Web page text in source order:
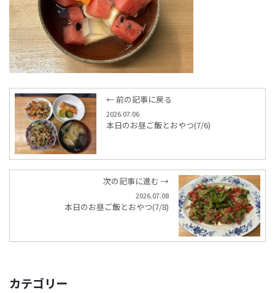
← 前の記事に戻る
2026.07.06
本日のお昼ご飯とおやつ(7/6)
次の記事に進む →
2026.07.08
本日のお昼ご飯とおやつ(7/8)
カテゴリー